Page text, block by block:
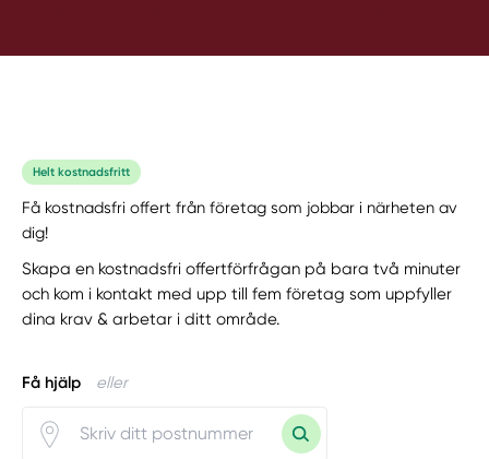
Helt kostnadsfritt
Få kostnadsfri offert från företag som jobbar i närheten av
dig!
Skapa en kostnadsfri offertförfrågan på bara två minuter
och kom i kontakt med upp till fem företag som uppfyller
dina krav & arbetar i ditt område.
Få hjälp eller